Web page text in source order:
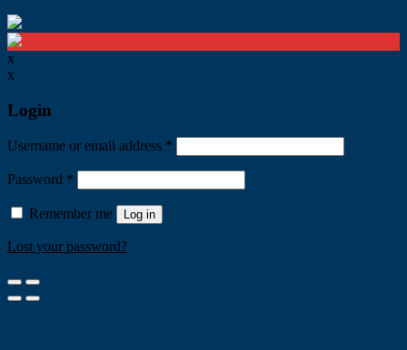
x
x
Login
Username or email address *
Password *
Remember me Log in
Lost your password?